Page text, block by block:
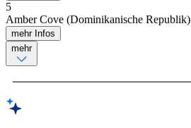
5
Amber Cove (Dominikanische Republik)
mehr Infos
mehr